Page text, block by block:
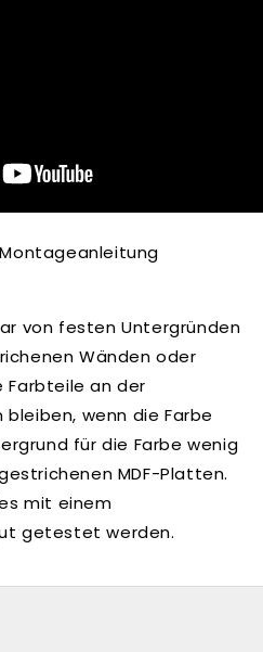
Montageanleitung
von festen Untergründen
Wänden oder
Farbteile an der
wenn die Farbe
für die Farbe wenig
MDF-Platten.
mit einem
getestet werden.